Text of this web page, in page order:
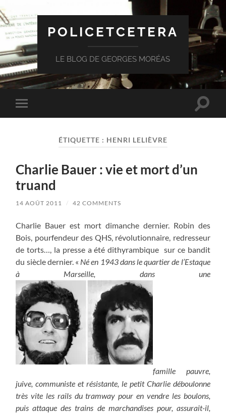
POLICETCETERA
LE BLOG DE GEORGES MORÉAS
Toggle
mobile
Toggle
ÉTIQUETTE : HENRI LELIÈVRE
Charlie Bauer : vie et mort d’un
truand
14 AOÛT 2011 / 42 COMMENTS
Charlie Bauer est mort dimanche dernier. Robin des
Bois, pourfendeur des QHS, révolutionnaire, redresseur
de torts…, la presse a été dithyrambique sur ce bandit
du siècle dernier. « Né en 1943 dans le quartier de l’Estaque
à Marseille, dans une
famille pauvre,
juive, communiste et résistante, le petit Charlie déboulonne
très vite les rails du tramway pour en vendre les boulons,
puis attaque des trains de marchandises pour, assurait-il,